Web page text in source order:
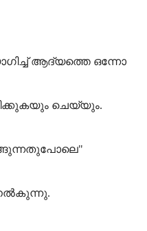
ആദ്യത്തെ ഒന്നോ
ചെയ്യും.
നൽകുന്നു.